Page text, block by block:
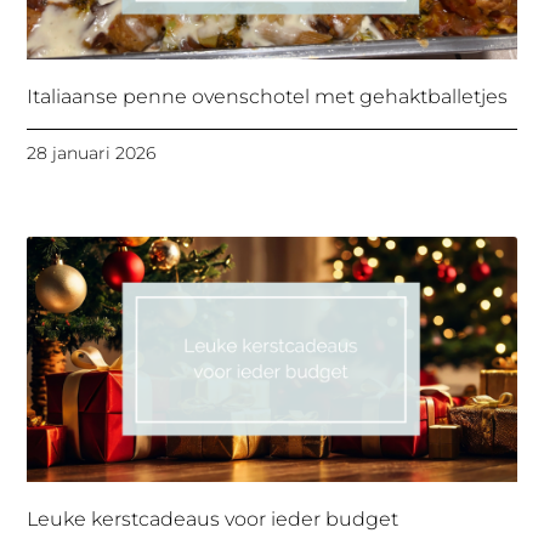
Italiaanse penne ovenschotel met gehaktballetjes
28 januari 2026
Leuke kerstcadeaus voor ieder budget